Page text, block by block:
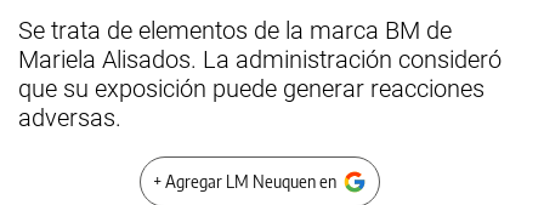
Se trata de elementos de la marca BM de
Mariela Alisados. La administración consideró
que su exposición puede generar reacciones
adversas.
+ Agregar LM Neuquen en